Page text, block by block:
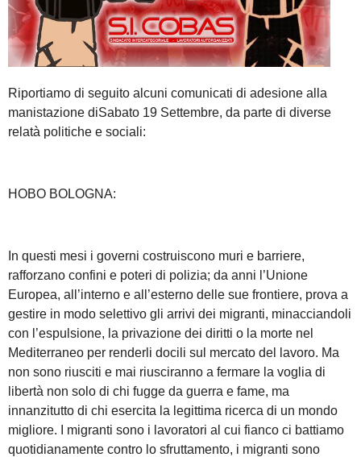
Riportiamo di seguito alcuni comunicati di adesione alla
manistazione diSabato 19 Settembre, da parte di diverse
relatà politiche e sociali:
HOBO BOLOGNA:
In questi mesi i governi costruiscono muri e barriere,
rafforzano confini e poteri di polizia; da anni l’Unione
Europea, all’interno e all’esterno delle sue frontiere, prova a
gestire in modo selettivo gli arrivi dei migranti, minacciandoli
con l’espulsione, la privazione dei diritti o la morte nel
Mediterraneo per renderli docili sul mercato del lavoro. Ma
non sono riusciti e mai riusciranno a fermare la voglia di
libertà non solo di chi fugge da guerra e fame, ma
innanzitutto di chi esercita la legittima ricerca di un mondo
migliore. I migranti sono i lavoratori al cui fianco ci battiamo
quotidianamente contro lo sfruttamento, i migranti sono